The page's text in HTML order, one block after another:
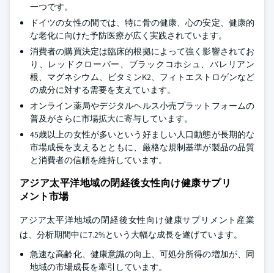
一つです。
ドイツの女性の間では、特に骨の健康、心の安定、健康的
な老化に向けた予防医療が広く実践されています。
消費者の購買決定は臨床的根拠によって強く影響されてお
り、レッドクローバー、ブラックコホシュ、バレリアン
根、マグネシウム、ビタミンK2、フィトエストロゲンなど
の成分に対する需要を支えています。
オンライン薬局やデジタルヘルス小売プラットフォームの
普及がさらに市場拡大に寄与しています。
45歳以上の女性が多いという好ましい人口動態が長期的な
市場成長を支えるとともに、厳格な規制基準が製品の品質
と消費者の信頼を維持しています。
アジア太平洋地域の閉経後女性向け健康サプリ
メント市場
アジア太平洋地域の閉経後女性向け健康サプリメント産業
は、分析期間中に7.2%という大幅な成長を遂げています。
急速な高齢化、健康意識の向上、可処分所得の増加が、同
地域の市場成長を牽引しています。